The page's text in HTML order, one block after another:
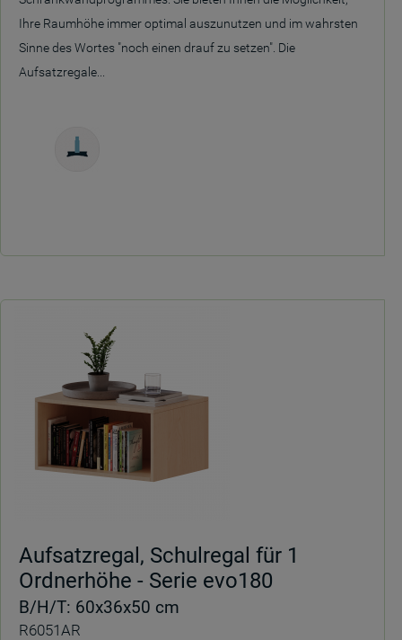
Ihre Raumhöhe immer optimal auszunutzen und im wahrsten
Sinne des Wortes "noch einen drauf zu setzen". Die
Aufsatzregale...
Aufsatzregal, Schulregal für 1
Ordnerhöhe - Serie evo180
B/H/T: 60x36x50 cm
R6051AR